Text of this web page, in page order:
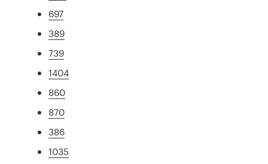
697
389
739
1404
860
870
386
1035